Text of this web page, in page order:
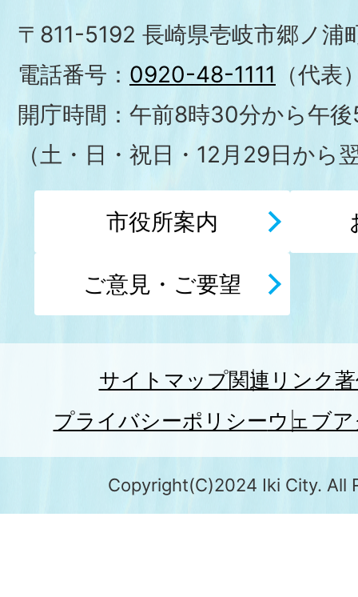
〒811-5192 長崎県壱岐市郷ノ浦
電話番号： 0920-48-1111 （代表
開庁時間：午前8時30分から午
（土・日・祝日・12月29日から
市役所案内
ご意見・ご要望
サイトマップ関連リンク
プライバシーポリシーウェブ
Copyright(C)2024 Iki City. All